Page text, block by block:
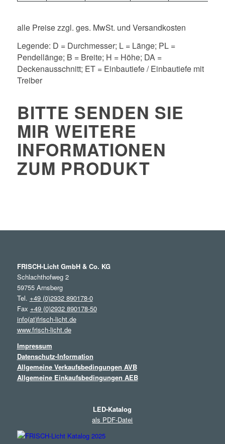
alle Preise zzgl. ges. MwSt. und Versandkosten
Legende: D = Durchmesser; L = Länge; PL =
Pendellänge; B = Breite; H = Höhe; DA =
Deckenausschnitt; ET = Einbautiefe / Einbautiefe mit
Treiber
BITTE SENDEN SIE
MIR WEITERE
INFORMATIONEN
ZUM PRODUKT
FRISCH-Licht GmbH & Co. KG
Schlachthofweg 2
59755 Arnsberg
Tel. +49 (0)2932 890178-0
Fax +49 (0)2932 890178-50
info(at)frisch-licht.de
www.frisch-licht.de
Impressum
Datenschutz-Information
Allgemeine Verkaufsbedingungen AVB
Allgemeine Einkaufsbedingungen AEB
LED-Katalog
als PDF-Datei